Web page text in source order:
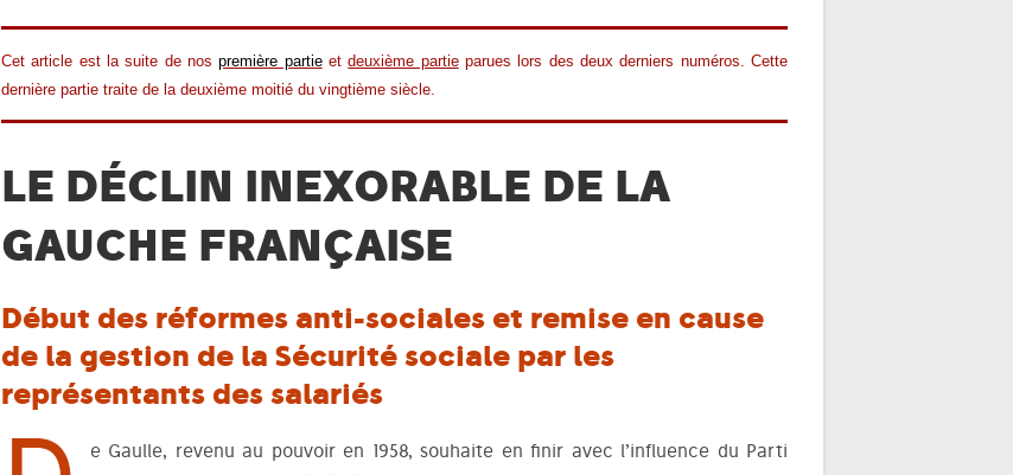
Cet article est la suite de nospremière partieetdeuxième partieparues lors des deux derniers numéros. Cette
dernière partie traite de la deuxième moitié du vingtième siècle.
LE DÉCLIN INEXORABLE DE LA
GAUCHE FRANÇAISE
Début des réformes anti-sociales et remise en cause
de la gestion de la Sécurité sociale par les
représentants des salariés
e Gaulle, revenu au pouvoir en 1958, souhaite en finir avec l’influence du Parti